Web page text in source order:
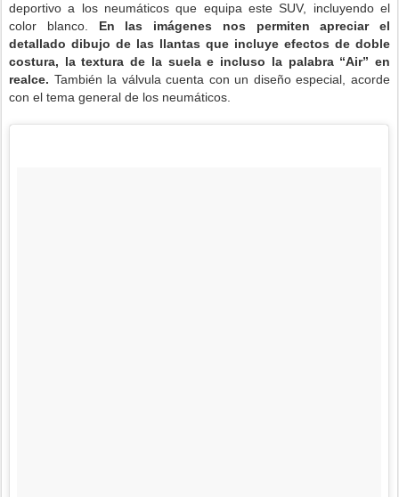
deportivo a los neumáticos que equipa este SUV, incluyendo el
color blanco. En las imágenes nos permiten apreciar el
detallado dibujo de las llantas que incluye efectos de doble
costura, la textura de la suela e incluso la palabra “Air” en
realce. También la válvula cuenta con un diseño especial, acorde
con el tema general de los neumáticos.